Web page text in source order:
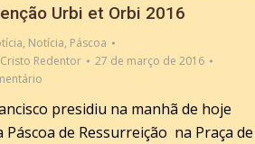
Urbi et Orbi 2016
, Notícia, Páscoa
Redentor
27 de março de 2016
presidiu na manhã de hoje
Páscoa de Ressurreição na Praça de